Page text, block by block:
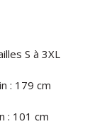
S à 3XL
: 179 cm
: 101 cm